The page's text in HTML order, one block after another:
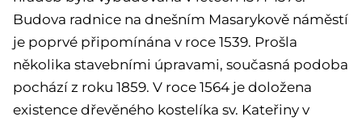
Budova radnice na dnešním Masarykově náměstí
je poprvé připomínána v roce 1539. Prošla
několika stavebními úpravami, současná podoba
pochází z roku 1859. V roce 1564 je doložena
existence dřevěného kostelíka sv. Kateřiny v